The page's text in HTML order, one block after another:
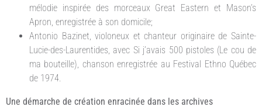
mélodie inspirée des morceaux Great Eastern et Mason’s
Apron, enregistrée à son domicile;
Antonio Bazinet, violoneux et chanteur originaire de Sainte-
Lucie-des-Laurentides, avec Si j’avais 500 pistoles (Le cou de
ma bouteille), chanson enregistrée au Festival Ethno Québec
de 1974.
Une démarche de création enracinée dans les archives